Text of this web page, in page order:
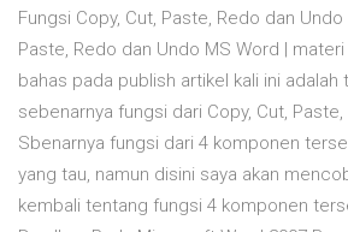
Fungsi Copy, Cut, Paste, Redo dan Undo
Paste, Redo dan Undo MS Word |
bahas pada publish artikel kali ini adalah
sebenarnya fungsi dari Copy, Cut,
Sbenarnya fungsi dari 4 komponen
yang tau, namun disini saya akan
kembali tentang fungsi 4 komponen